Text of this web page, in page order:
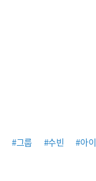
#그룹 #수빈 #아